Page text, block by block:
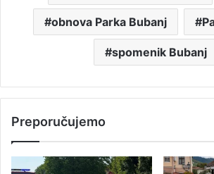
obnova Parka Bubanj
spomenik Bubanj
Preporučujemo